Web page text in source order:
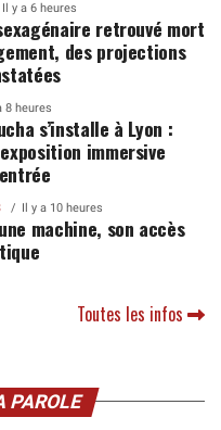
Il y a 6 heures
retrouvé mort
des projections
8 heures
s’installe à Lyon :
immersive
Il y a 10 heures
machine, son accès
Toutes les infos
PAROLE